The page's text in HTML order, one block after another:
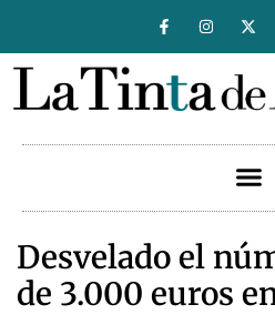
Desvelado el
de 3.000 euros